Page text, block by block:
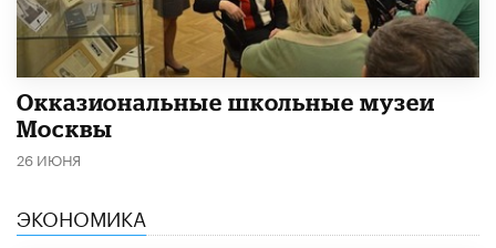
​Окказиональные школьные музеи
Москвы
26 ИЮНЯ
ЭКОНОМИКА